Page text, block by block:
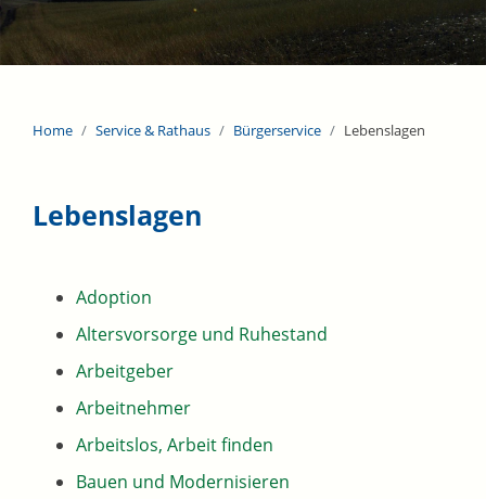
Home Service & Rathaus Bürgerservice Lebenslagen
Lebenslagen
Adoption
Altersvorsorge und Ruhestand
Arbeitgeber
Arbeitnehmer
Arbeitslos, Arbeit finden
Bauen und Modernisieren